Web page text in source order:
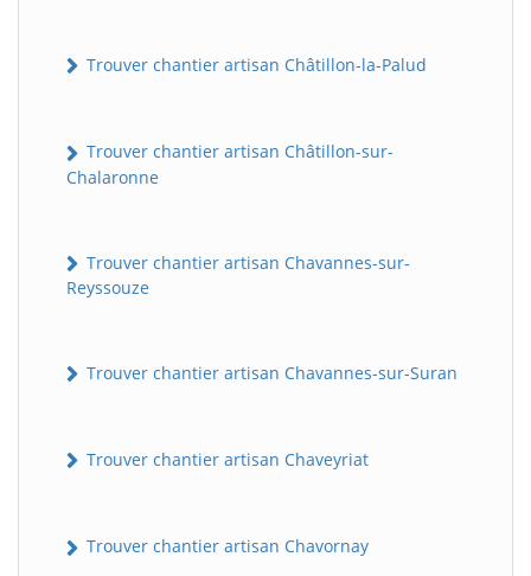
Trouver chantier artisan Châtillon-la-Palud
Trouver chantier artisan Châtillon-sur-
Chalaronne
Trouver chantier artisan Chavannes-sur-
Reyssouze
Trouver chantier artisan Chavannes-sur-Suran
Trouver chantier artisan Chaveyriat
Trouver chantier artisan Chavornay